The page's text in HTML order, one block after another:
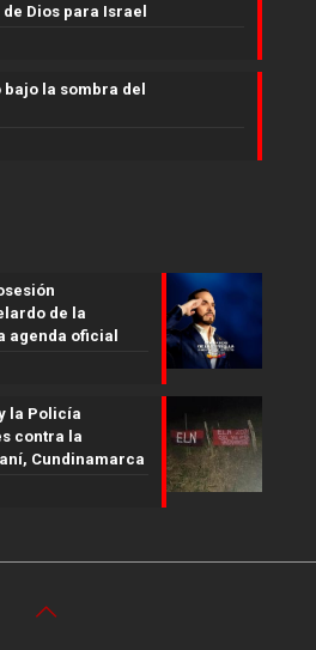
Dios para Israel
la sombra del
de la
agenda oficial
la Policía
contra la
Cundinamarca